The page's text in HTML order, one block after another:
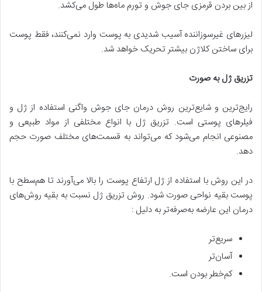
از بین بردن قرمزی جای جوش و تورم ماه‌ها طول می‌کشد.
لیزرهای غیرسوزاننده آسیب شدیدی به پوست وارد نمی‌کنند، فقط پوست
برای ساختن کلاژن بیشتر تحریک خواهد شد.
تزریق ژل به ‌صورت
رایج‌ترین و شایع‌ترین روش درمان جای جوش واگنی استفاده از ژل و
فیلرهای پوستی است. تزریق ژل با انواع مختلفی از مواد طبیعی و
مصنوعی انجام می‌شود که می‌تواند به قسمت‌های مختلف صورت حجم
دهد.
در این روش با استفاده از ژل ارتفاع پوست را بالا می‌آورند تا هم‌سطح با
پوست بقیه نواحی صورت شود. روش تزریق ژل نسبت به بقیه روش‌های
درمان این عارضه به‌صرفه‌تر به دلیل :
سریع‌تر
آسان‌تر
کم‌خطر بودن است.